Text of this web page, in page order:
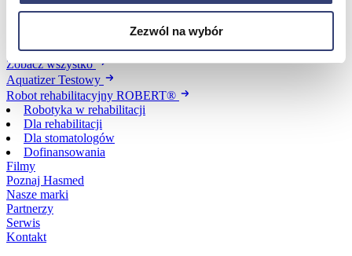
Zezwól na wybór
Wynajem
Wróć
Zobacz wszystko
Aquatizer Testowy
Robot rehabilitacyjny ROBERT®
Robotyka w rehabilitacji
Dla rehabilitacji
Dla stomatologów
Dofinansowania
Filmy
Poznaj Hasmed
Nasze marki
Partnerzy
Serwis
Kontakt